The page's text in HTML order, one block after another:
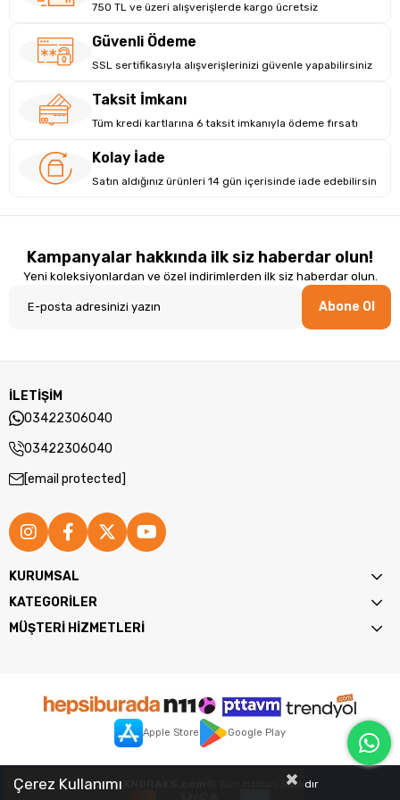
750 TL ve üzeri alışverişlerde kargo ücretsiz
Güvenli Ödeme
SSL sertifikasıyla alışverişlerinizi güvenle yapabilirsiniz
Taksit İmkanı
Tüm kredi kartlarına 6 taksit imkanıyla ödeme fırsatı
Kolay İade
Satın aldığınız ürünleri 14 gün içerisinde iade edebilirsin
Kampanyalar hakkında ilk siz haberdar olun!
Yeni koleksiyonlardan ve özel indirimlerden ilk siz haberdar olun.
Abone Ol
İLETİŞİM
03422306040
03422306040
[email protected]
KURUMSAL
KATEGORİLER
MÜŞTERİ HİZMETLERİ
Apple Store Google Play
2026TEKNORAKS.com © Tüm Hakları Saklıdır
Çerez Kullanımı